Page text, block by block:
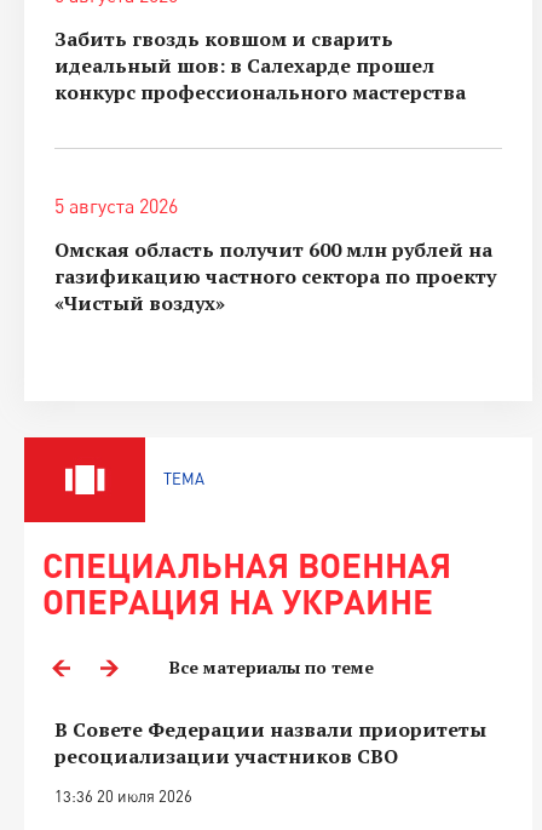
Забить гвоздь ковшом и сварить
идеальный шов: в Салехарде прошел
конкурс профессионального мастерства
5 августа 2026
Омская область получит 600 млн рублей на
газификацию частного сектора по проекту
«Чистый воздух»
ТЕМА
СПЕЦИАЛЬНАЯ ВОЕННАЯ
ОПЕРАЦИЯ НА УКРАИНЕ
Все материалы по теме
В Совете Федерации назвали приоритеты
ресоциализации участников СВО
13:36 20 июля 2026